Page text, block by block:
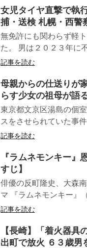
女児タイヤ直撃で執
捕・送検 札幌・西警
無免許にも関わらず軽
た。 男は２０２３年に
記事を読む
母親からの仕送りが
らす少女の祖母が語
東京都文京区湯島の個
スをさせられていた事
記事を読む
『ラムネモンキー』
すじ】
俳優の反町隆史、大森
マ 『ラムネモンキー』
記事を読む
【長崎】「着火器
出町で放火 ６３歳男